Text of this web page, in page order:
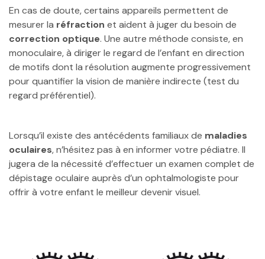
En cas de doute, certains appareils permettent de
mesurer la réfraction et aident à juger du besoin de
correction optique. Une autre méthode consiste, en
monoculaire, à diriger le regard de l’enfant en direction
de motifs dont la résolution augmente progressivement
pour quantifier la vision de manière indirecte (test du
regard préférentiel).
Lorsqu’il existe des antécédents familiaux de maladies
oculaires, n’hésitez pas à en informer votre pédiatre. Il
jugera de la nécessité d’effectuer un examen complet de
dépistage oculaire auprès d’un ophtalmologiste pour
offrir à votre enfant le meilleur devenir visuel.